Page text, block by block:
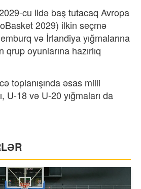
2029-cu ildə baş tutacaq Avropa
2029) ilkin seçmə
və İrlandiya yığmalarına
oyunlarına hazırlıq
toplanışında əsas milli
U-18 və U-20 yığmaları da